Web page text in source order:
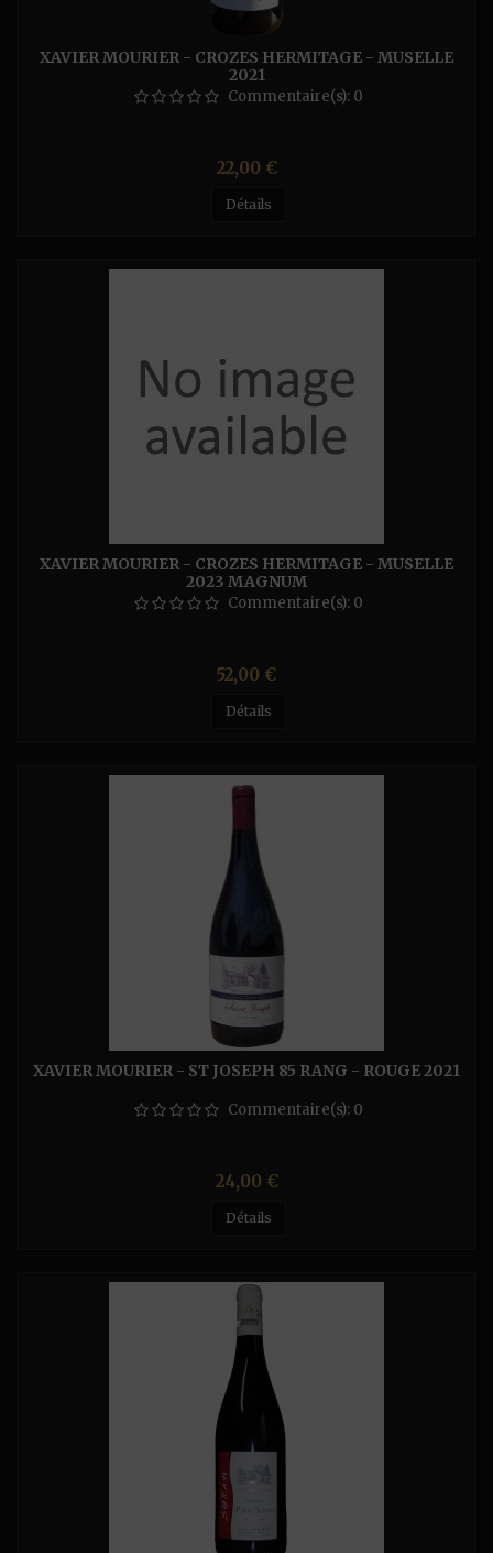
XAVIER MOURIER - CROZES HERMITAGE - MUSELLE
2021
Commentaire(s): 0
Prix
22,00 €
Détails
XAVIER MOURIER - CROZES HERMITAGE - MUSELLE
2023 MAGNUM
Commentaire(s): 0
Prix
52,00 €
Détails
XAVIER MOURIER - ST JOSEPH 85 RANG - ROUGE 2021
Commentaire(s): 0
Prix
24,00 €
Détails